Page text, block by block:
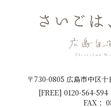
〒730-0805 広島市中区
[FREE]0120-564-594
FAX：